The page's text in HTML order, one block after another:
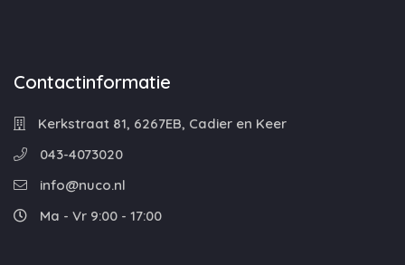
Contactinformatie
Kerkstraat 81, 6267EB, Cadier en Keer
043-4073020
info@nuco.nl
Ma - Vr 9:00 - 17:00